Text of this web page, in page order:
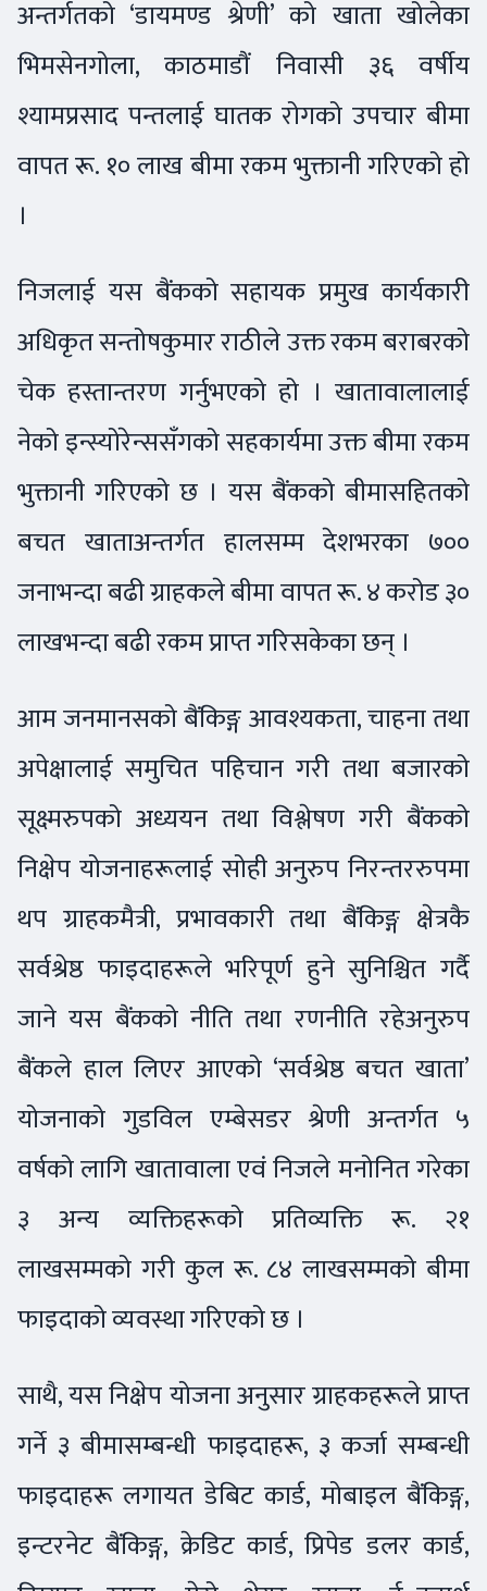
अन्तर्गतको ‘डायमण्ड श्रेणी’ को खाता खोलेका
भिमसेनगोला, काठमाडौं निवासी ३६ वर्षीय
श्यामप्रसाद पन्तलाई घातक रोगको उपचार बीमा
वापत रू. १० लाख बीमा रकम भुक्तानी गरिएको हो
।
निजलाई यस बैंकको सहायक प्रमुख कार्यकारी
अधिकृत सन्तोषकुमार राठीले उक्त रकम बराबरको
चेक हस्तान्तरण गर्नुभएको हो । खातावालालाई
नेको इन्स्योरेन्ससँगको सहकार्यमा उक्त बीमा रकम
भुक्तानी गरिएको छ । यस बैंकको बीमासहितको
बचत खाताअन्तर्गत हालसम्म देशभरका ७००
जनाभन्दा बढी ग्राहकले बीमा वापत रू. ४ करोड ३०
लाखभन्दा बढी रकम प्राप्त गरिसकेका छन् ।
आम जनमानसको बैंकिङ्ग आवश्यकता, चाहना तथा
अपेक्षालाई समुचित पहिचान गरी तथा बजारको
सूक्ष्मरुपको अध्ययन तथा विश्लेषण गरी बैंकको
निक्षेप योजनाहरूलाई सोही अनुरुप निरन्तररुपमा
थप ग्राहकमैत्री, प्रभावकारी तथा बैंकिङ्ग क्षेत्रकै
सर्वश्रेष्ठ फाइदाहरूले भरिपूर्ण हुने सुनिश्चित गर्दै
जाने यस बैंकको नीति तथा रणनीति रहेअनुरुप
बैंकले हाल लिएर आएको ‘सर्वश्रेष्ठ बचत खाता’
योजनाको गुडविल एम्बेसडर श्रेणी अन्तर्गत ५
वर्षको लागि खातावाला एवं निजले मनोनित गरेका
३ अन्य व्यक्तिहरूको प्रतिव्यक्ति रू. २१
लाखसम्मको गरी कुल रू. ८४ लाखसम्मको बीमा
फाइदाको व्यवस्था गरिएको छ ।
साथै, यस निक्षेप योजना अनुसार ग्राहकहरूले प्राप्त
गर्ने ३ बीमासम्बन्धी फाइदाहरू, ३ कर्जा सम्बन्धी
फाइदाहरू लगायत डेबिट कार्ड, मोबाइल बैंकिङ्ग,
इन्टरनेट बैंकिङ्ग, क्रेडिट कार्ड, प्रिपेड डलर कार्ड,